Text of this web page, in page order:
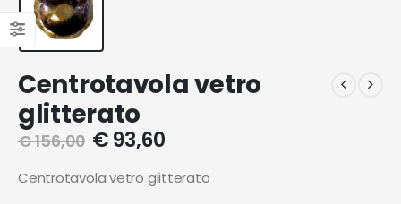
Centrotavola vetro
glitterato
€156,00 €93,60
Centrotavola vetro glitterato